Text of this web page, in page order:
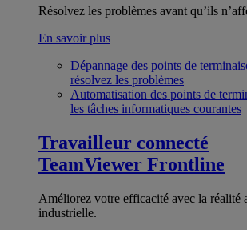
Résolvez les problèmes avant qu’ils
En savoir plus
Dépannage des points de
résolvez les problèmes
Automatisation des points de
les tâches informatiques courantes
Travailleur connecté
TeamViewer Frontline
Améliorez votre efficacité avec la réalité
industrielle.